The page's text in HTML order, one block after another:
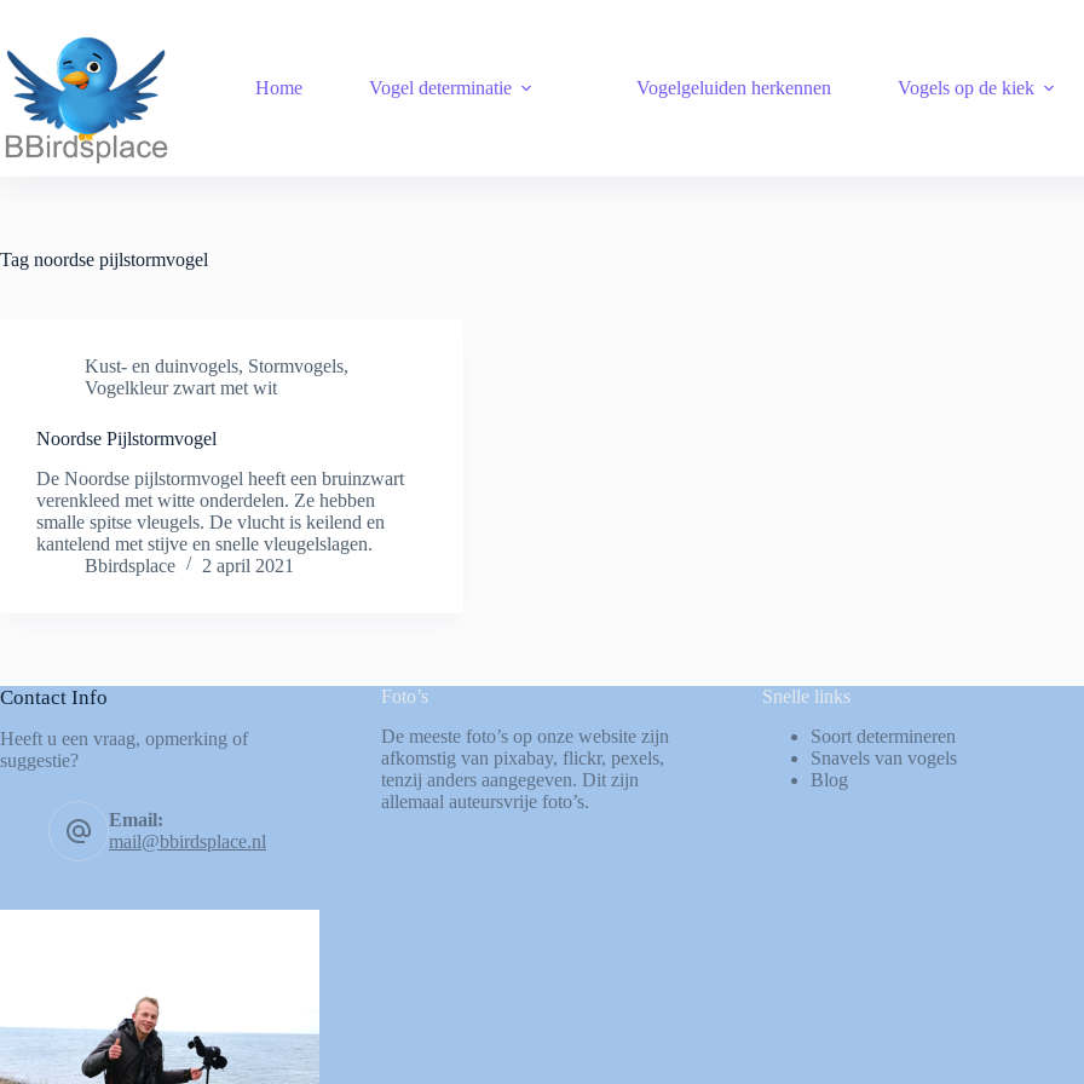
de
inhoud
Home Vogel determinatie Vogelgeluiden herkennen Vogels op de kiek
Tag noordse pijlstormvogel
Kust- en duinvogels, Stormvogels,
Vogelkleur zwart met wit
Noordse Pijlstormvogel
De Noordse pijlstormvogel heeft een bruinzwart
verenkleed met witte onderdelen. Ze hebben
smalle spitse vleugels. De vlucht is keilend en
kantelend met stijve en snelle vleugelslagen.
Bbirdsplace
2 april 2021
Contact Info
Heeft u een vraag, opmerking of
suggestie?
Email:
mail@bbirdsplace.nl
Foto’s
De meeste foto’s op onze website zijn
afkomstig van pixabay, flickr, pexels,
tenzij anders aangegeven. Dit zijn
allemaal auteursvrije foto’s.
Snelle links
Soort determineren
Snavels van vogels
Blog